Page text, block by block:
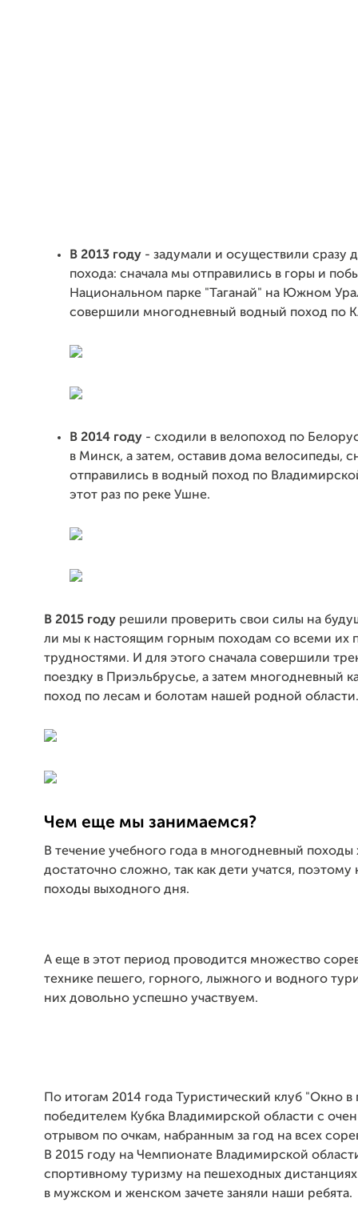
В 2013 году - задумали и осуществили сразу
похода: сначала мы отправились в горы и
Национальном парке "Таганай" на Южном
совершили многодневный водный поход по
В 2014 году - сходили в велопоход по
в Минск, а затем, оставив дома велосипеды,
отправились в водный поход по
этот раз по реке Ушне.
В 2015 году решили проверить свои силы на
ли мы к настоящим горным походам со всеми их
трудностями. И для этого сначала совершили
поездку в Приэльбрусье, а затем многодневный
поход по лесам и болотам нашей родной области.
Чем еще мы занимаемся?
В течение учебного года в многодневный походы
достаточно сложно, так как дети учатся, поэтому
походы выходного дня.
А еще в этот период проводится множество
технике пешего, горного, лыжного и водного
них довольно успешно участвуем.
По итогам 2014 года Туристический клуб "Окно
победителем Кубка Владимирской области с
отрывом по очкам, набранным за год на всех
В 2015 году на Чемпионате Владимирской
спортивному туризму на пешеходных
в мужском и женском зачете заняли наши ребята.